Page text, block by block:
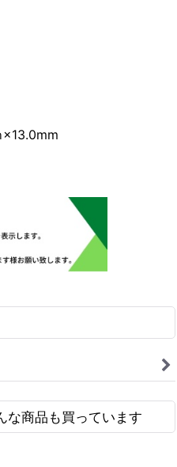
×13.0mm
な商品も買っています